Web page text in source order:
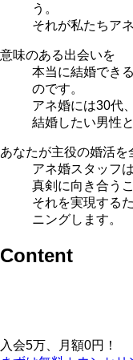
う。
それが私たちア
意味のある出会いを
本当に結婚でき
のです。
アネ婚には30代
結婚したい男性
あなたが主役の婚活を
アネ婚スタッフ
真剣に向き合う
それを実現する
ニングします。
Content
入会5万、月額0円！